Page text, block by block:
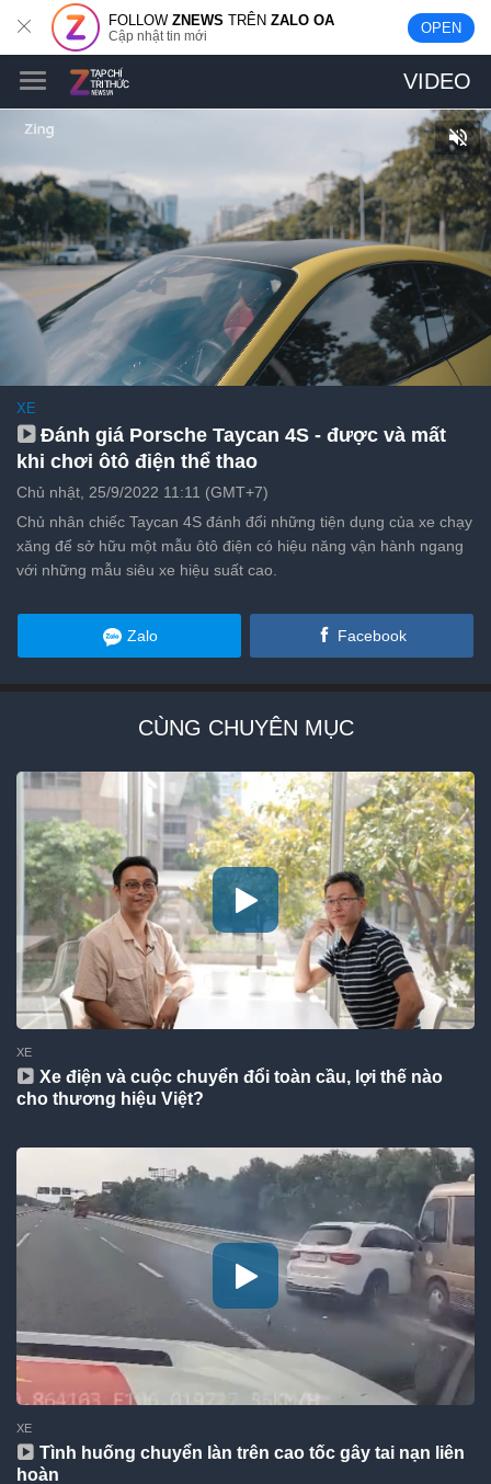
FOLLOWZNEWS TRÊNZALO OA
Cập nhật tin mới OPEN
VIDEO
XE
Đánh giá Porsche Taycan 4S - được và mất
khi chơi ôtô điện thể thao
Chủ nhật, 25/9/2022 11:11 (GMT+7)
Chủ nhân chiếc Taycan 4S đánh đổi những tiện dụng của xe chạy
xăng để sở hữu một mẫu ôtô điện có hiệu năng vận hành ngang
với những mẫu siêu xe hiệu suất cao.
Zalo Facebook
XE
Xe điện và cuộc chuyển đổi toàn cầu, lợi thế nào
cho thương hiệu Việt?
XE
Tình huống chuyển làn trên cao tốc gây tai nạn liên
hoàn